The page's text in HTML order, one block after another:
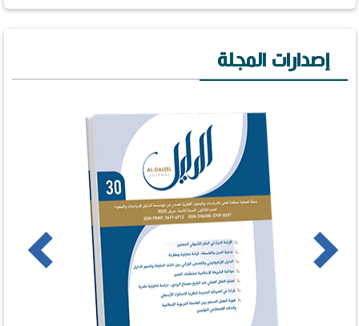
إصدارات المجلة
Next